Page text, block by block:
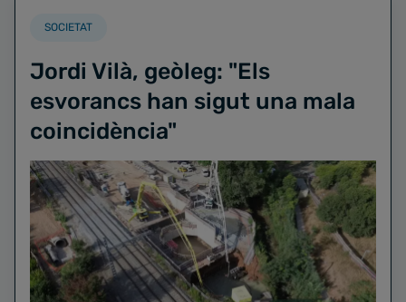
SOCIETAT
Jordi Vilà, geòleg: "Els
esvorancs han sigut una mala
coincidència"